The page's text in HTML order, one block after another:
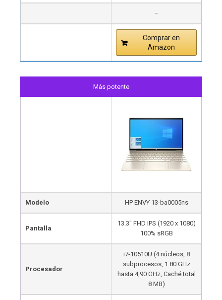
–
Comprar en
Amazon
Más potente
Modelo HP ENVY 13-ba0005ns
Pantalla
13.3″ FHD IPS (1920 x 1080)
100% sRGB
Procesador
i7-10510U (4 núcleos, 8
subprocesos, 1.80 GHz
hasta 4,90 GHz, Caché total
8 MB)